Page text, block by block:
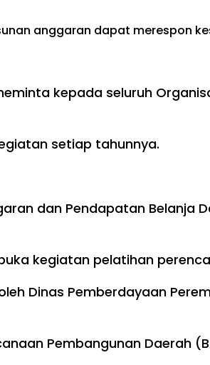
anggaran dapat merespon
kepada seluruh
setiap tahunnya.
dan Pendapatan Belanja
kegiatan pelatihan
Dinas Pemberdayaan
Pembangunan Daerah